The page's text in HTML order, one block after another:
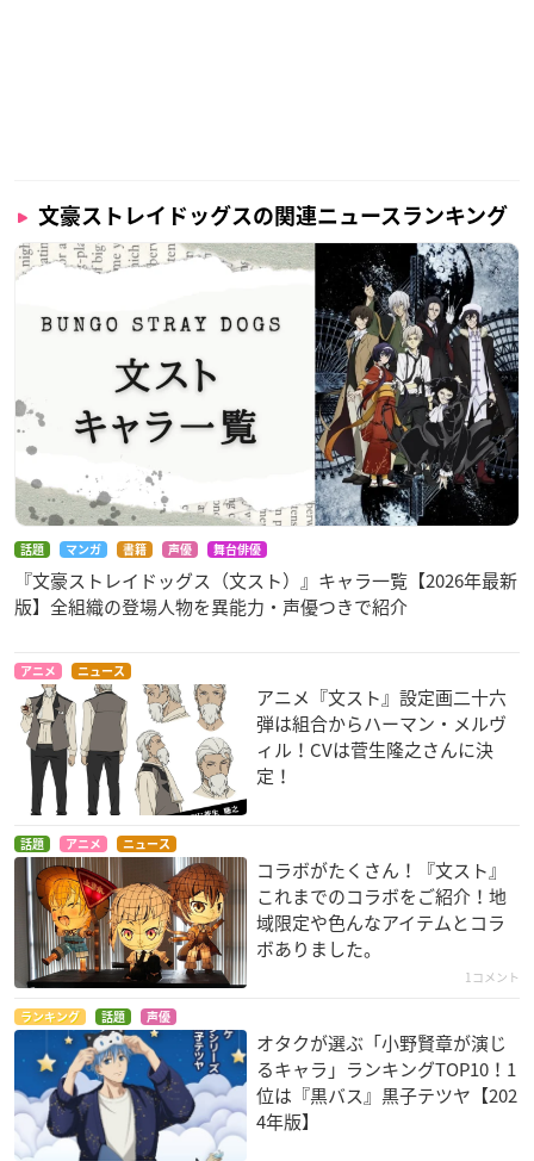
文豪ストレイドッグスの関連ニュースランキング
話題 マンガ 書籍 声優 舞台俳優
『文豪ストレイドッグス（文スト）』キャラ一覧【2026年最新
版】全組織の登場人物を異能力・声優つきで紹介
アニメ ニュース
アニメ『文スト』設定画二十六
弾は組合からハーマン・メルヴ
ィル！CVは菅生隆之さんに決
定！
話題 アニメ ニュース
コラボがたくさん！『文スト』
これまでのコラボをご紹介！地
域限定や色んなアイテムとコラ
ボありました。
1コメント
ランキング 話題 声優
オタクが選ぶ「小野賢章が演じ
るキャラ」ランキングTOP10！1
位は『黒バス』黒子テツヤ【202
4年版】